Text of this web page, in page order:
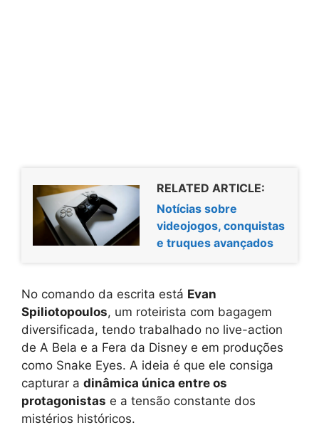
RELATED ARTICLE:
Notícias sobre
videojogos, conquistas
e truques avançados
No comando da escrita está Evan
Spiliotopoulos, um roteirista com bagagem
diversificada, tendo trabalhado no live-action
de A Bela e a Fera da Disney e em produções
como Snake Eyes. A ideia é que ele consiga
capturar a dinâmica única entre os
protagonistas e a tensão constante dos
mistérios históricos.